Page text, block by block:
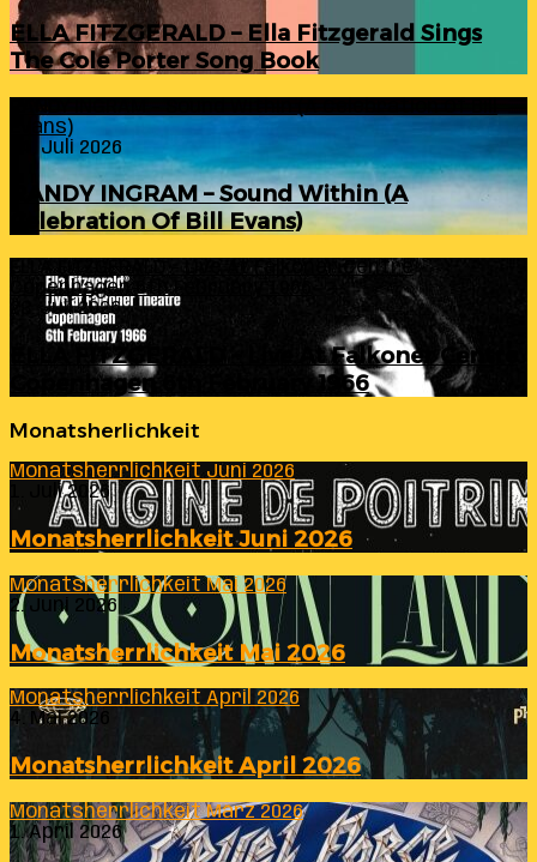
ELLA FITZGERALD – Ella Fitzgerald Sings
The Cole Porter Song Book
Evans)
24. Juli 2026
RANDY INGRAM – Sound Within (A
Celebration Of Bill Evans)
ELLA FITZGERALD – Live At Falkoner Centre
Copenhagen 6th February 1966
23. Juli 2026
ELLA FITZGERALD – Live At Falkoner Centre
Copenhagen 6th February 1966
Monatsherlichkeit
Monatsherrlichkeit Juni 2026
1. Juli 2026
Monatsherrlichkeit Juni 2026
Monatsherrlichkeit Mai 2026
2. Juni 2026
Monatsherrlichkeit Mai 2026
Monatsherrlichkeit April 2026
4. Mai 2026
Monatsherrlichkeit April 2026
Monatsherrlichkeit März 2026
1. April 2026